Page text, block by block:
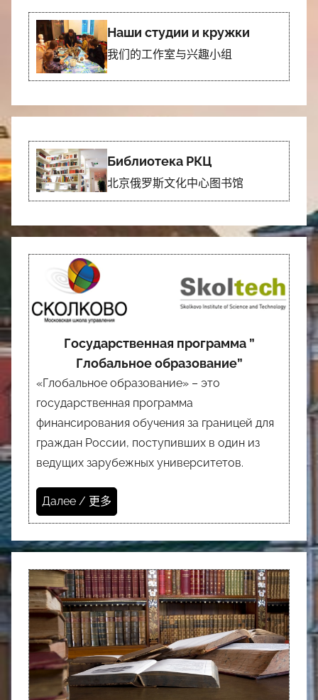
Наши студии и кружки
我们的工作室与兴趣小组
Библиотека РКЦ
北京俄罗斯文化中心图书馆
Государственная программа ”
Глобальное образование”
«Глобальное образование» – это
государственная программа
финансирования обучения за границей для
граждан России, поступивших в один из
ведущих зарубежных университетов.
Далее / 更多